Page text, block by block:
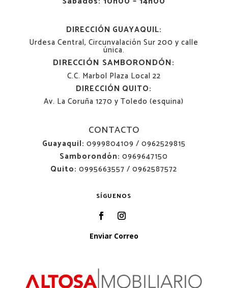
DIRECCIÓN GUAYAQUIL:
Urdesa Central, Circunvalación Sur 200 y calle
única.
DIRECCIÓN SAMBORONDÓN:
C.C. Marbol Plaza Local 22
DIRECCIÓN QUITO:
Av. La Coruña 1270 y Toledo (esquina)
CONTACTO
Guayaquil: 0999804109 / 0962529815
Samborondón: 0969647150
Quito: 0995663557 / 0962587572
SÍGUENOS
Enviar Correo